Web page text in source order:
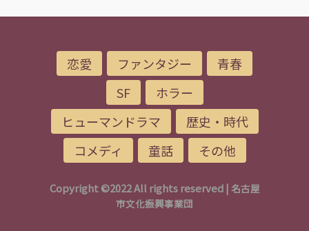
恋愛 ファンタジー
青春
SF
ホラー
ヒューマンドラマ
歴史・時代
コメディ
童話 その他
Copyright ©2022 All rights reserved | 名古屋
市文化振興事業団